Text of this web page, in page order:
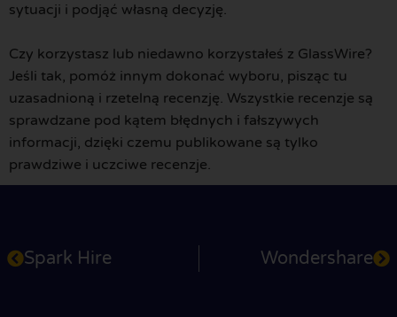
sytuacji i podjąć własną decyzję.
Czy korzystasz lub niedawno korzystałeś z GlassWire?
Jeśli tak, pomóż innym dokonać wyboru, pisząc tu
uzasadnioną i rzetelną recenzję. Wszystkie recenzje są
sprawdzane pod kątem błędnych i fałszywych
informacji, dzięki czemu publikowane są tylko
prawdziwe i uczciwe recenzje.
Spark Hire Wondershare